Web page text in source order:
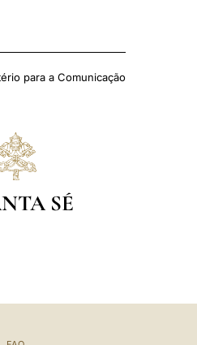
para a Comunicação
SÉ